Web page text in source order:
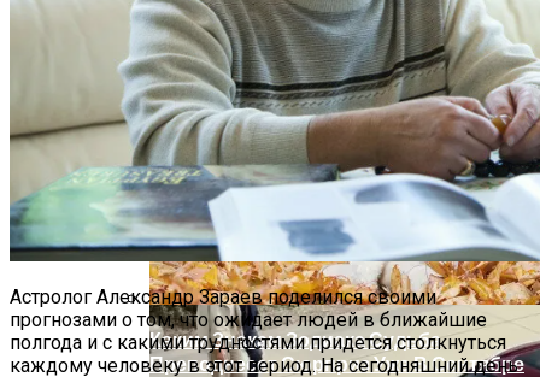
Обновление: Семейства Автомобилей
Mercedes-Benz GLE
Каким Знакам Зодиака Судьба
Преподнесет Сюрприз Уже В Сентябре
Астролог Александр Зараев поделился своими
прогнозами о том, что ожидает людей в ближайшие
полгода и с какими трудностями придется столкнуться
каждому человеку в этот период. На сегодняшний день